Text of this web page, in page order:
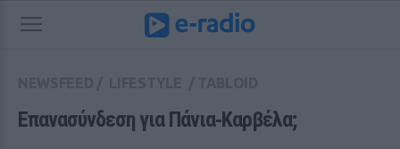
Επανασύνδεση για Πάνια‑Καρβέλα;